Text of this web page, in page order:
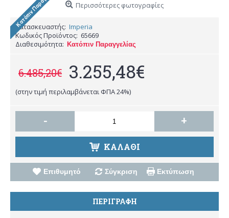
Περισσότερες φωτογραφίες
Κατασκευαστής: Imperia
Κωδικός Προϊόντος: 65669
Διαθεσιμότητα: Κατόπιν Παραγγελίας
6.485,20€ 3.255,48€
(στην τιμή περιλαμβάνεται ΦΠΑ 24%)
- +
ΚΑΛΆΘΙ
Επιθυμητό Σύγκριση Εκτύπωση
ΠΕΡΙΓΡΑΦΉ